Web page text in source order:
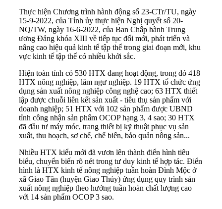
Thực hiện Chương trình hành động số 23-CTr/TU, ngày
15-9-2022, của Tỉnh ủy thực hiện Nghị quyết số 20-
NQ/TW, ngày 16-6-2022, của Ban Chấp hành Trung
ương Đảng khóa XIII về tiếp tục đổi mới, phát triển và
nâng cao hiệu quả kinh tế tập thể trong giai đoạn mới, khu
vực kinh tế tập thể có nhiều khởi sắc.
Hiện toàn tỉnh có 530 HTX đang hoạt động, trong đó 418
HTX nông nghiệp, lâm ngư nghiệp. 19 HTX tổ chức ứng
dụng sản xuất nông nghiệp công nghệ cao; 63 HTX thiết
lập được chuỗi liên kết sản xuất - tiêu thụ sản phẩm với
doanh nghiệp; 51 HTX với 102 sản phẩm được UBND
tỉnh công nhận sản phẩm OCOP hạng 3, 4 sao; 30 HTX
đã đầu tư máy móc, trang thiết bị kỹ thuật phục vụ sản
xuất, thu hoạch, sơ chế, chế biến, bảo quản nông sản...
Nhiều HTX kiểu mới đã vươn lên thành điển hình tiêu
biểu, chuyển biến rõ nét trong tư duy kinh tế hợp tác. Điển
hình là HTX kinh tế nông nghiệp tuần hoàn Đình Mộc ở
xã Giao Tân (huyện Giao Thủy) ứng dụng quy trình sản
xuất nông nghiệp theo hướng tuần hoàn chất lượng cao
với 14 sản phẩm OCOP 3 sao.